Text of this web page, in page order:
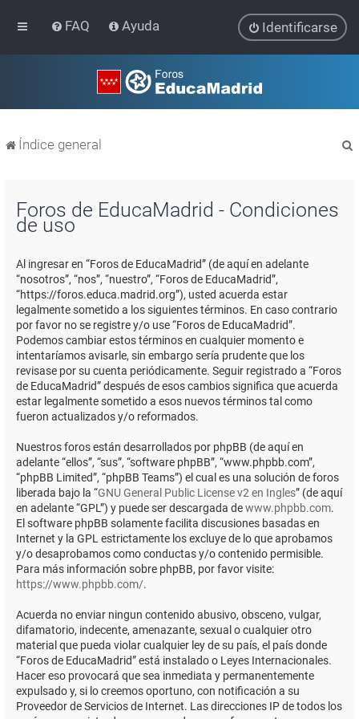
FAQ Ayuda Identificarse
Índice general
Foros de EducaMadrid - Condiciones
de uso
Al ingresar en “Foros de EducaMadrid” (de aquí en adelante
“nosotros”, “nos”, “nuestro”, “Foros de EducaMadrid”,
“https://foros.educa.madrid.org”), usted acuerda estar
legalmente sometido a los siguientes términos. En caso contrario
por favor no se registre y/o use “Foros de EducaMadrid”.
Podemos cambiar estos términos en cualquier momento e
intentaríamos avisarle, sin embargo sería prudente que los
revisase por su cuenta periódicamente. Seguir registrado a “Foros
de EducaMadrid” después de esos cambios significa que acuerda
estar legalmente sometido a esos nuevos términos tal como
fueron actualizados y/o reformados.
Nuestros foros están desarrollados por phpBB (de aquí en
adelante “ellos”, “sus”, “software phpBB”, “www.phpbb.com”,
“phpBB Limited”, “phpBB Teams”) el cual es una solución de foros
liberada bajo la “GNU General Public License v2 en Ingles” (de aquí
en adelante “GPL”) y puede ser descargada dewww.phpbb.com.
El software phpBB solamente facilita discusiones basadas en
Internet y la GPL estrictamente los excluye de lo que aprobamos
y/o desaprobamos como conductas y/o contenido permisible.
Para más información sobre phpBB, por favor visite:
https://www.phpbb.com/.
Acuerda no enviar ningun contenido abusivo, obsceno, vulgar,
difamatorio, indecente, amenazante, sexual o cualquier otro
material que pueda violar cualquier ley de su país, el país donde
“Foros de EducaMadrid” está instalado o Leyes Internacionales.
Hacer eso provocará que sea inmediata y permanentemente
expulsado y, si lo creemos oportuno, con notificación a su
Proveedor de Servicios de Internet. Las direcciones IP de todos los